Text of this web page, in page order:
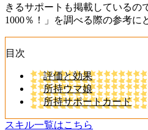
きるサポートも掲載しているの
1000％！」を調べる際の参考に
目次
評価と効果
所持ウマ娘
所持サポートカード
スキル一覧はこちら